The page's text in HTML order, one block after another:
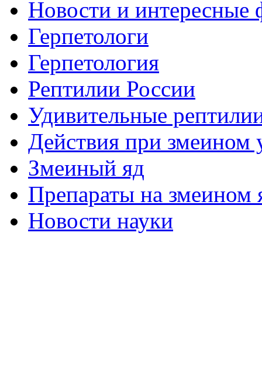
Новости и интересные
Герпетологи
Герпетология
Рептилии России
Удивительные
Действия при змеином
Змеиный яд
Препараты на змеином
Новости науки